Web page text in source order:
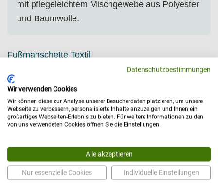
mit pflegeleichtem Mischgewebe aus Polyester
und Baumwolle.
Fußmanschette Textil
Technische Daten
Allgemein
Hersteller: Özpinar
Datenschutzbestimmungen
Wir verwenden Cookies
Wir können diese zur Analyse unserer Besucherdaten platzieren, um unsere
Webseite zu verbessern, personalisierte Inhalte anzuzeigen und Ihnen ein
großartiges Webseiten-Erlebnis zu bieten. Für weitere Informationen zu den
von uns verwendeten Cookies öffnen Sie die Einstellungen.
Alle akzeptieren
Nur essenzielle Cookies Individuelle Einstellungen